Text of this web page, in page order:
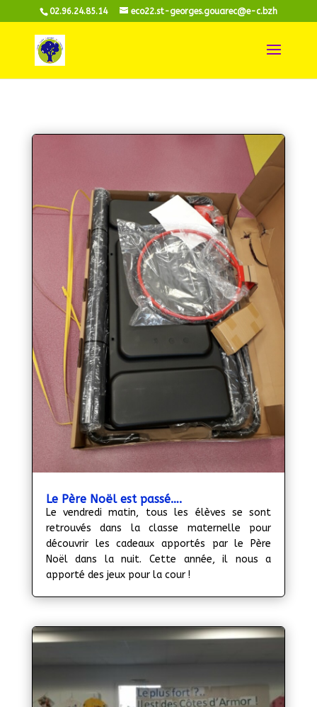
02.96.24.85.14 eco22.st-georges.gouarec@e-c.bzh
Le Père Noël est passé….
Le vendredi matin, tous les élèves se sont
retrouvés dans la classe maternelle pour
découvrir les cadeaux apportés par le Père
Noël dans la nuit. Cette année, il nous a
apporté des jeux pour la cour !